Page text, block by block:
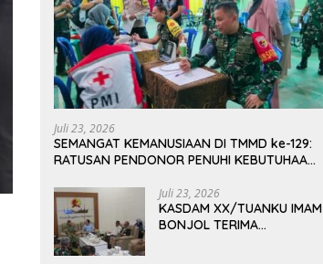
Juli 23, 2026
SEMANGAT KEMANUSIAAN DI TMMD ke-129:
RATUSAN PENDONOR PENUHI KEBUTUHAAN
Juli 23, 2026
KASDAM XX/TUANKU IMAM
BONJOL TERIMA